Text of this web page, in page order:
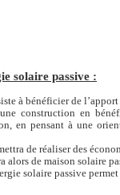
solaire passive :
à bénéficier de
construction en
en pensant à une
de réaliser des
alors de maison solaire
solaire passive